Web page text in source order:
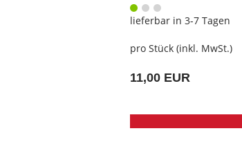
lieferbar in 3-7 Tagen
pro Stück (inkl. MwSt.)
11,00 EUR